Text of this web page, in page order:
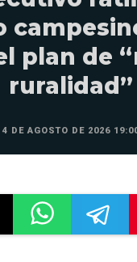
plan de
ruralidad”
4 DE AGOSTO DE 2026